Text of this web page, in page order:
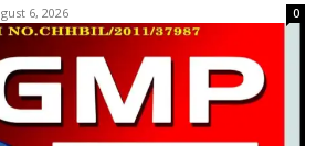
6, 2026 0